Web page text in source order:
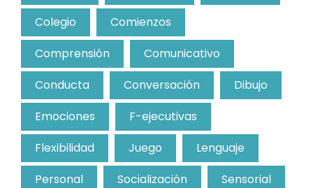
Colegio
Comienzos
Comprensión
Comunicativo
Conducta
Conversación
Dibujo
Emociones
F-ejecutivas
Flexibilidad
Juego
Lenguaje
Personal
Socialización Sensorial